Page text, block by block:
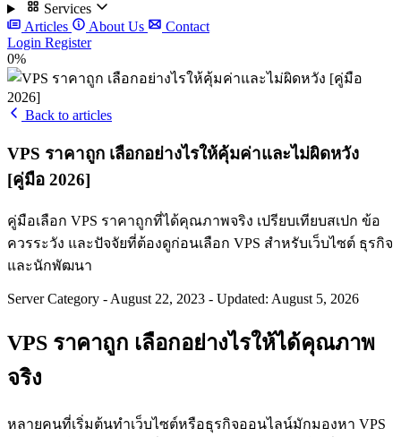
Services
Articles
About Us
Contact
Login Register
0%
Back to articles
VPS ราคาถูก เลือกอย่างไรให้คุ้มค่าและไม่ผิดหวัง
[คู่มือ 2026]
คู่มือเลือก VPS ราคาถูกที่ได้คุณภาพจริง เปรียบเทียบสเปก ข้อ
ควรระวัง และปัจจัยที่ต้องดูก่อนเลือก VPS สำหรับเว็บไซต์ ธุรกิจ
และนักพัฒนา
Server Category - August 22, 2023 - Updated: August 5, 2026
VPS ราคาถูก เลือกอย่างไรให้ได้คุณภาพ
จริง
หลายคนที่เริ่มต้นทำเว็บไซต์หรือธุรกิจออนไลน์มักมองหา VPS